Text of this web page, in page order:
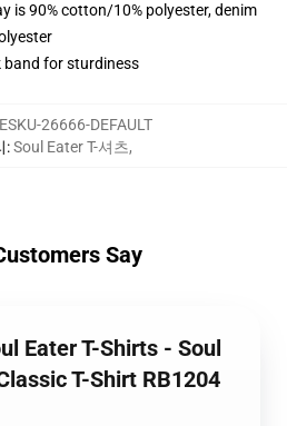
is 90% cotton/10% polyester, denim
band for sturdiness
26666-DEFAULT
:Soul Eater T-셔츠,
Say
Eater T-Shirts - Soul
T-Shirt RB1204